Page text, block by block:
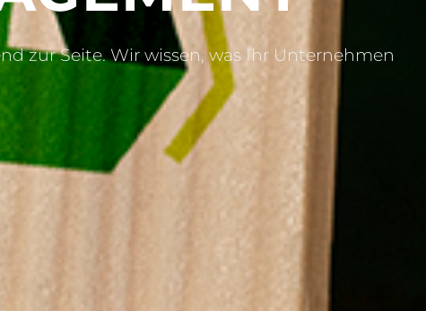
zur Seite. Wir wissen, was Ihr Unternehmen